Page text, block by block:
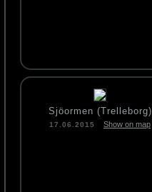
Sjöormen (Trelleborg)
17.06.2015 Show on map